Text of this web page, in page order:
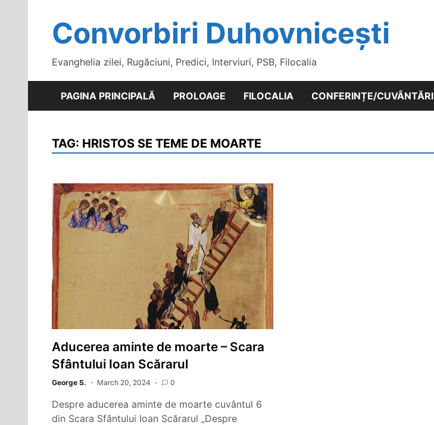
contentConvorbiri Duhovnicești
Evanghelia zilei, Rugăciuni, Predici, Interviuri, PSB, Filocalia
PAGINA PRINCIPALĂ PROLOAGE FILOCALIA CONFERINȚE/CUVÂNTĂRI
TAG: HRISTOS SE TEME DE MOARTE
Aducerea aminte de moarte – Scara
Sfântului Ioan Scărarul
George S. March 20, 2024 0
Despre aducerea aminte de moarte cuvântul 6
din Scara Sfântului Ioan Scărarul „Despre